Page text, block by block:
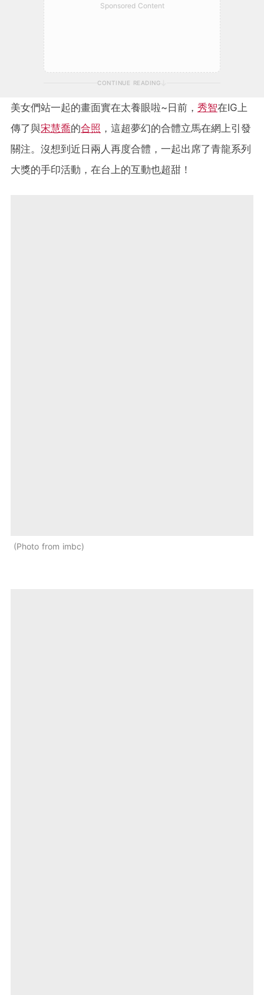
Sponsored Content
CONTINUE READING
美女們站一起的畫面實在太養眼啦~日前， 秀智在IG上
傳了與宋慧喬的合照 ，這超夢幻的合體立馬在網上引發
關注。沒想到近日兩人再度合體，一起出席了青龍系列
大獎的手印活動，在台上的互動也超甜！
Photo from imbc